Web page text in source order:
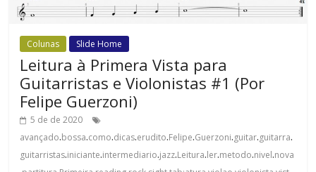
Colunas Slide Home
Leitura à Primera Vista para
Guitarristas e Violonistas #1 (Por
Felipe Guerzoni)
5 de de 2020
avançado.bossa.como.dicas.erudito.Felipe.Guerzoni.guitar.guitarra.
guitarristas.iniciante.intermediario.jazz.Leitura.ler.metodo.nivel.nova